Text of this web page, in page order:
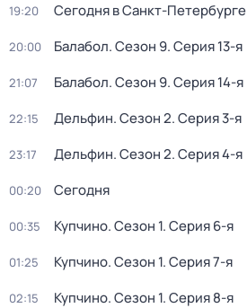
19:20 Сегодня в Санкт-Петербурге
20:00 Балабол. Сезон 9. Серия 13-я
21:07 Балабол. Сезон 9. Серия 14-я
22:15 Дельфин. Сезон 2. Серия 3-я
23:17 Дельфин. Сезон 2. Серия 4-я
00:20 Сегодня
00:35 Купчино. Сезон 1. Серия 6-я
01:25 Купчино. Сезон 1. Серия 7-я
02:15 Купчино. Сезон 1. Серия 8-я